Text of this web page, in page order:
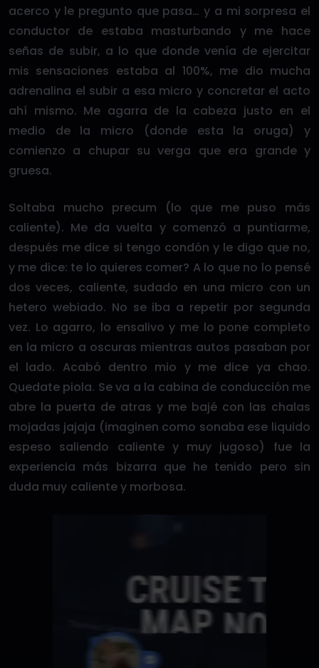
acerco y le pregunto que pasa… y a mi sorpresa el
conductor de estaba masturbando y me hace
señas de subir, a lo que donde venía de ejercitar
mis sensaciones estaba al 100%, me dio mucha
adrenalina el subir a esa micro y concretar el acto
ahí mismo. Me agarra de la cabeza justo en el
medio de la micro (donde esta la oruga) y
comienzo a chupar su verga que era grande y
gruesa.
Soltaba mucho precum (lo que me puso más
caliente). Me da vuelta y comenzó a puntiarme,
después me dice si tengo condón y le digo que no,
y me dice: te lo quieres comer? A lo que no lo pensé
dos veces, caliente, sudado en una micro con un
hetero webiado. No se iba a repetir por segunda
vez. Lo agarro, lo ensalivo y me lo pone completo
en la micro a oscuras mientras autos pasaban por
el lado. Acabó dentro mio y me dice ya chao.
Quedate piola. Se va a la cabina de conducción me
abre la puerta de atras y me bajé con las chalas
mojadas jajaja (imaginen como sonaba ese liquido
espeso saliendo caliente y muy jugoso) fue la
experiencia más bizarra que he tenido pero sin
duda muy caliente y morbosa.